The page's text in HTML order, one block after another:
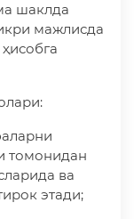
шаклда
мажлисда
томонидан
ва
этади;